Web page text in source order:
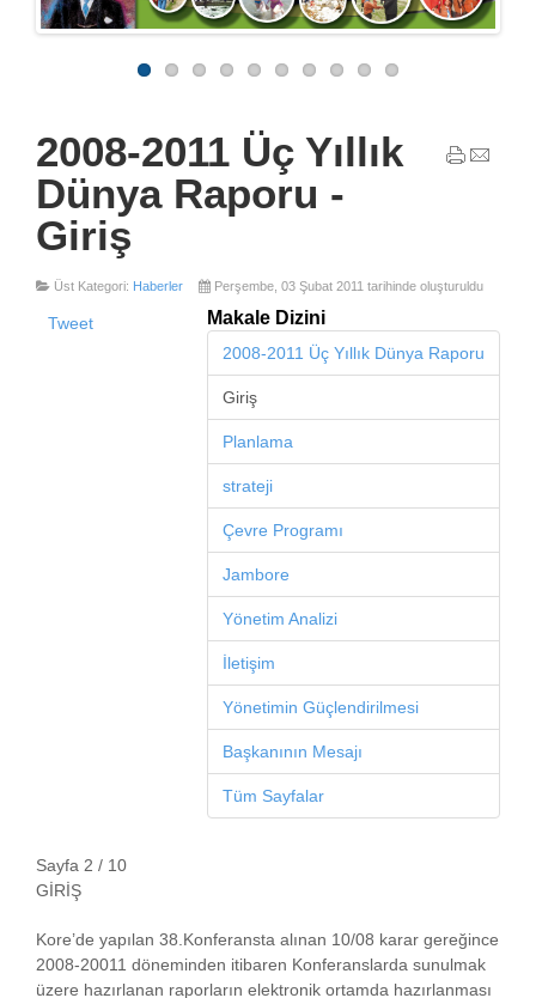
2008-2011 Üç Yıllık
Dünya Raporu -
Giriş
Üst Kategori: Haberler Perşembe, 03 Şubat 2011 tarihinde oluşturuldu
Makale Dizini
2008-2011 Üç Yıllık Dünya Raporu
Giriş
Planlama
strateji
Çevre Programı
Jambore
Yönetim Analizi
İletişim
Yönetimin Güçlendirilmesi
Başkanının Mesajı
Tüm Sayfalar
Tweet
Sayfa 2 / 10
GİRİŞ
Kore’de yapılan 38.Konferansta alınan 10/08 karar gereğince
2008-20011 döneminden itibaren Konferanslarda sunulmak
üzere hazırlanan raporların elektronik ortamda hazırlanması